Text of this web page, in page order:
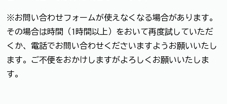
※お問い合わせフォームが使えなくなる場合があります。
その場合は時間（1時間以上）をおいて再度試していただ
くか、電話でお問い合わせくださいますようお願いいたし
ます。ご不便をおかけしますがよろしくお願いいたしま
す。